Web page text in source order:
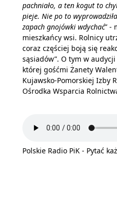
pachniało, a ten kogut to
pieje. Nie po to
zapach gnojówki wdychać” -
mieszkańcy wsi. Rolnicy
coraz częściej boją się
sąsiadów”. O tym w audycji
której gośćmi Żanety
Kujawsko-Pomorskiej Izby
Ośrodka Wsparcia
Polskie Radio PiK - Pytać